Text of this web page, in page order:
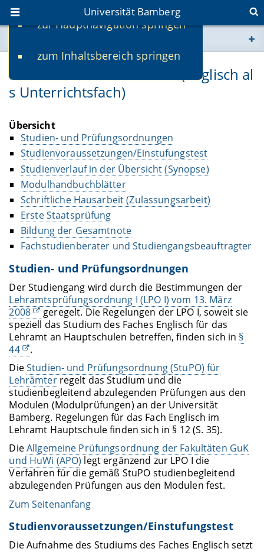
zur Hauptnavigation springen
zum Inhaltsbereich springen
Universität Bamberg
www.uni-bamberg.de
univis.uni-bamberg.de
Lehramt an Mittelschulen (Englisch al
s Unterrichtsfach)
Übersicht
Studien- und Prüfungsordnungen
Studienvoraussetzungen/Einstufungstest
Studienverlauf in der Übersicht (Synopse)
Modulhandbuchblätter
Schriftliche Hausarbeit (Zulassungsarbeit)
Erste Staatsprüfung
Bildung der Gesamtnote
Fachstudienberater und Studiengangsbeauftragter
Studien- und Prüfungsordnungen
Der Studiengang wird durch die Bestimmungen der
Lehramtsprüfungsordnung I (LPO I) vom 13. März
2008
geregelt. Die Regelungen der LPO I, soweit sie
speziell das Studium des Faches Englisch für das
Lehramt an Hauptschulen betreffen, finden sich in §
44
.
DieStudien- und Prüfungsordnung (StuPO) für
Lehrämterregelt das Studium und die
studienbegleitend abzulegenden Prüfungen aus den
Modulen (Modulprüfungen) an der Universität
Bamberg. Regelungen für das Fach Englisch im
Lehramt Hauptschule finden sich in § 12 (S. 35).
DieAllgemeine Prüfungsordnung der Fakultäten GuK
und HuWi (APO) legt ergänzend zur LPO I die
Verfahren für die gemäß StuPO studienbegleitend
abzulegenden Prüfungen aus den Modulen fest.
Zum Seitenanfang
Studienvoraussetzungen/Einstufungstest
Die Aufnahme des Studiums des Faches Englisch setzt